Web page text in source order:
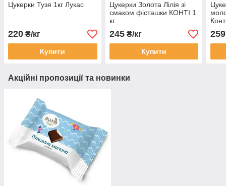
Цукерки Тузя 1кг Лукас
220 ₴/кг
Купити
Цукерки Золота Лілія зі
смаком фісташки КОНТІ 1
кг
245₴/кг
Купити
259
Акційні пропозиції та новинки